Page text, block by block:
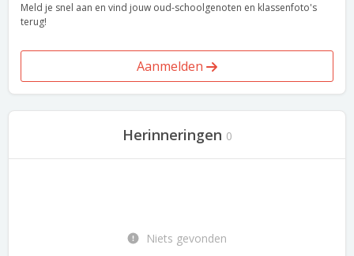
Meld je snel aan en vind jouw oud-schoolgenoten en klassenfoto's
terug!
Aanmelden
Herinneringen 0
Niets gevonden